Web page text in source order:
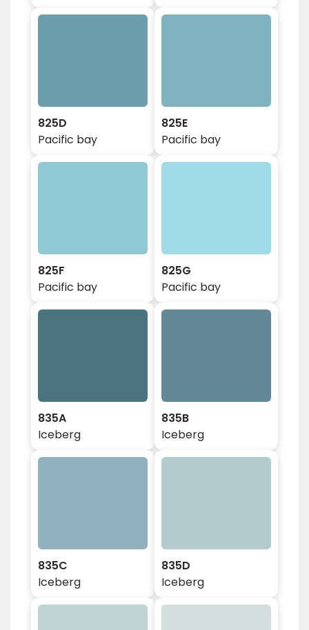
825D
Pacific bay
825E
Pacific bay
825F
Pacific bay
825G
Pacific bay
835A
Iceberg
835B
Iceberg
835C
Iceberg
835D
Iceberg